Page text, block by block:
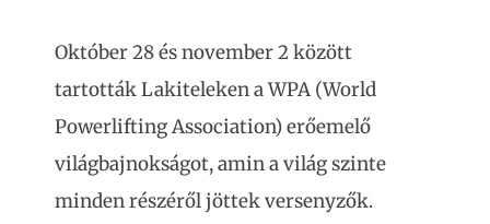
Október 28 és november 2 között
tartották Lakiteleken a WPA (World
Powerlifting Association) erőemelő
világbajnokságot, amin a világ szinte
minden részéről jöttek versenyzők.